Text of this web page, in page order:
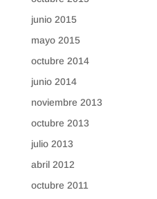
junio 2015
mayo 2015
octubre 2014
junio 2014
noviembre 2013
octubre 2013
julio 2013
abril 2012
octubre 2011